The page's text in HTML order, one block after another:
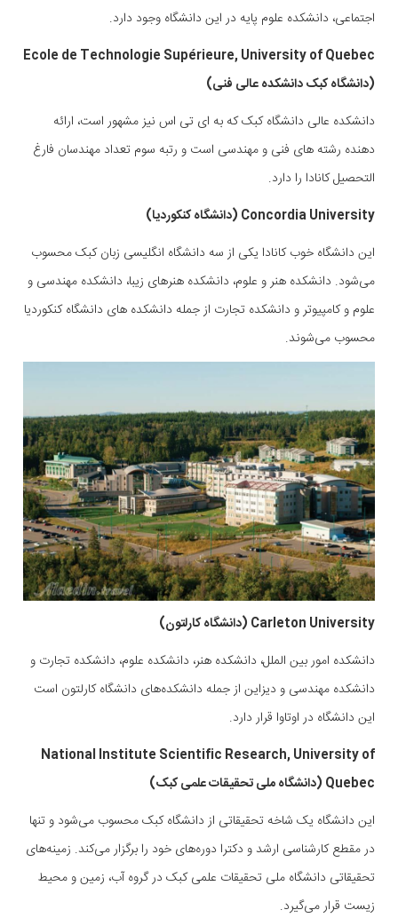
اجتماعی، دانشکده علوم پایه در این دانشگاه وجود دارد.
Ecole de Technologie Supérieure, University of Quebec
(دانشگاه کبک دانشکده عالی فنی)
دانشکده عالی دانشگاه کبک که به ای تی اس نیز مشهور است، ارائه
دهنده رشته های فنی و مهندسی است و رتبه سوم تعداد مهندسان فارغ
التحصیل کانادا را دارد.
Concordia University (دانشگاه کنکوردیا)
این دانشگاه خوب کانادا یکی از سه دانشگاه انگلیسی زبان کبک محسوب
می‌شود. دانشکده هنر و علوم، دانشکده هنرهای زیبا، دانشکده مهندسی و
علوم و کامپیوتر و دانشکده تجارت از جمله دانشکده های دانشگاه کنکوردیا
محسوب می‌شوند.
Carleton University (دانشگاه کارلتون)
دانشکده امور بین الملل، دانشکده هنر، دانشکده علوم، دانشکده تجارت و
دانشکده مهندسی و دیزاین از جمله دانشکده‌های دانشگاه کارلتون است
این دانشگاه در اوتاوا قرار دارد.
National Institute Scientific Research, University of
Quebec (دانشگاه ملی تحقیقات علمی کبک)
این دانشگاه یک شاخه تحقیقاتی از دانشگاه کبک محسوب می‌شود و تنها
در مقطع کارشناسی ارشد و دکترا دوره‌های خود را برگزار می‌کند. زمینه‌های
تحقیقاتی دانشگاه ملی تحقیقات علمی کبک در گروه آب، زمین و محیط
زیست قرار می‌گیرد.